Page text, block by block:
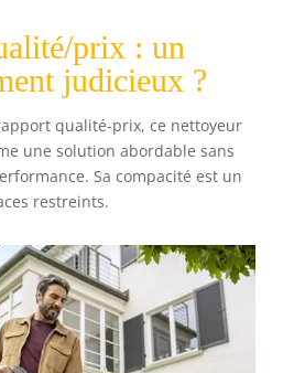
haute pression de
5 m, lance,
rotabuse,
nettoyeur de
surface T 1,
patio et terrasse
prix : un
judicieux ?
qualité-prix, ce nettoyeur
une solution abordable sans
Sa compacité est un
restreints.